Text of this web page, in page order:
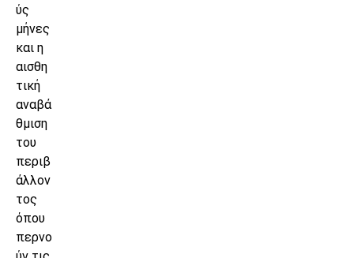
ύς
μήνες
και η
αισθη
τική
αναβά
θμιση
του
περιβ
άλλον
τος
όπου
περνο